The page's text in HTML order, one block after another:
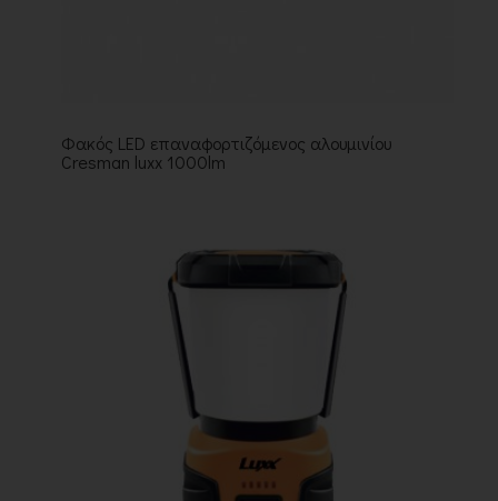
Φακός LED επαναφορτιζόμενος αλουμινίου
Cresman luxx 1000lm